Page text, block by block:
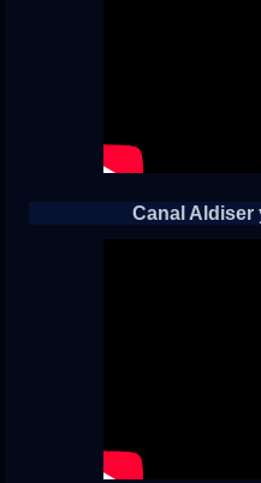
Canal Aldiser